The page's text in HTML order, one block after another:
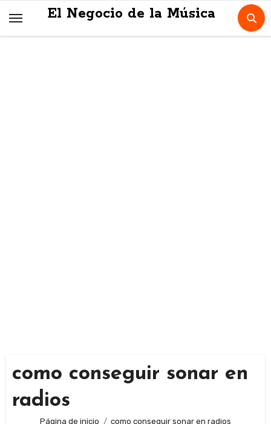
El Negocio de la Música
como conseguir sonar en
radios
Página de inicio como conseguir sonar en radios